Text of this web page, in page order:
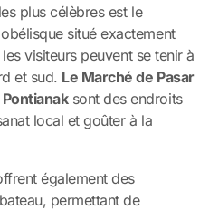
plus célèbres est le
situé exactement
visiteurs peuvent se tenir à
et sud. Le Marché de Pasar
sont des endroits
local et goûter à la
également des
permettant de